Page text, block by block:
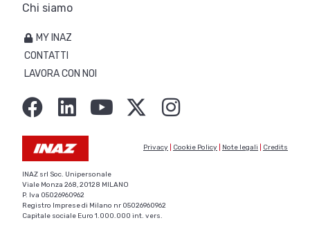
Chi siamo
MY INAZ
CONTATTI
LAVORA CON NOI
Privacy Cookie Policy Note legali Credits
INAZ srl Soc. Unipersonale
Viale Monza 268, 20128 MILANO
P. Iva 05026960962
Registro Imprese di Milano nr 05026960962
Capitale sociale Euro 1.000.000 int. vers.